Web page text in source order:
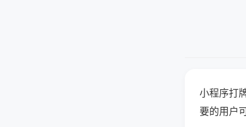
小程序打
要的用户